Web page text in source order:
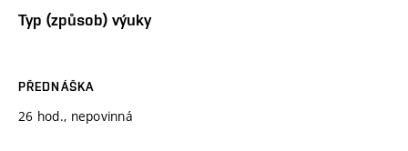
Typ (způsob) výuky
PŘEDNÁŠKA
26 hod., nepovinná